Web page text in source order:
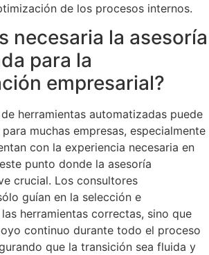
de los procesos internos.
necesaria la asesoría
para la
empresarial?
herramientas automatizadas puede
muchas empresas, especialmente
con la experiencia necesaria en
punto donde la asesoría
crucial. Los consultores
guían en la selección e
herramientas correctas, sino que
continuo durante todo el proceso
que la transición sea fluida y